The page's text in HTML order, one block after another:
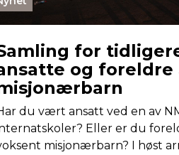
for
og foreldre
du vært ansatt ved en av
Eller er du
misjonærbarn? I høst